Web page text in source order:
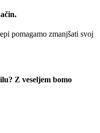
pomagamo zmanjšati svoj
Z veseljem bomo